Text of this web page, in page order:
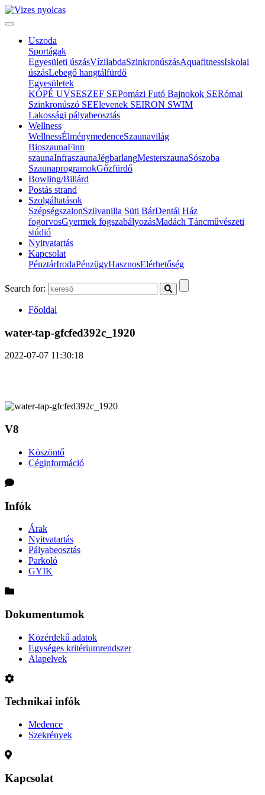
Uszoda
Sportágak
Egyesületi úszásVízilabdaSzinkronúszásAquafitnessIskolai
úszásLebegő hangtálfürdő
Egyesületek
KÓPÉ UVSESZEF SEPomázi Futó Bajnokok SERómai
Szinkronúszó SEElevenek SEIRON SWIM
Lakossági pályabeosztás
Wellness
WellnessÉlménymedenceSzaunavilág
BioszaunaFinn
szaunaInfraszaunaJégbarlangMesterszaunaSószoba
SzaunaprogramokGőzfürdő
Bowling/Biliárd
Postás strand
Szolgáltatások
SzépségszalonSzilvanilla Süti BárDentál Ház
fogorvosGyermek fogszabályozásMadách Táncművészeti
stúdió
Nyitvatartás
Kapcsolat
PénztárIrodaPénzügyHasznosElérhetőség
Search for:
Főoldal
water-tap-gfcfed392c_1920
2022-07-07 11:30:18
V8
Köszöntő
Céginformáció
Infók
Árak
Nyitvatartás
Pályabeosztás
Parkoló
GYIK
Dokumentumok
Közérdekű adatok
Egységes kritériumrendszer
Alapelvek
Technikai infók
Medence
Szekrények
Kapcsolat